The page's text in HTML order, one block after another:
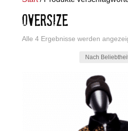
OVERSIZE
Alle 4 Ergebnisse werden